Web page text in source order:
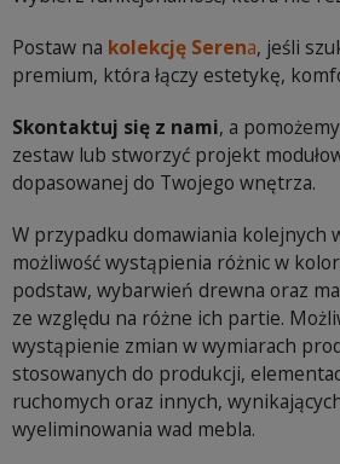
Postaw na kolekcję Serena, jeśli
premium, która łączy estetykę,
Skontaktuj się z nami, a
zestaw lub stworzyć projekt
dopasowanej do Twojego wnętrza.
W przypadku domawiania kolejnych
możliwość wystąpienia różnic w
podstaw, wybarwień drewna oraz
ze względu na różne ich partie.
wystąpienie zmian w wymiarach
stosowanych do produkcji,
ruchomych oraz innych,
wyeliminowania wad mebla.